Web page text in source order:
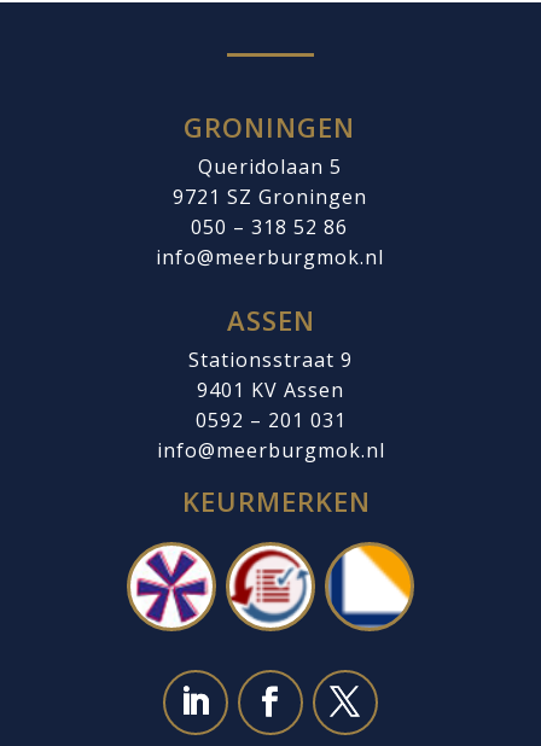
GRONINGEN
Queridolaan 5
9721 SZ Groningen
050 – 318 52 86
info@meerburgmok.nl
ASSEN
Stationsstraat 9
9401 KV Assen
0592 – 201 031
info@meerburgmok.nl
KEURMERKEN